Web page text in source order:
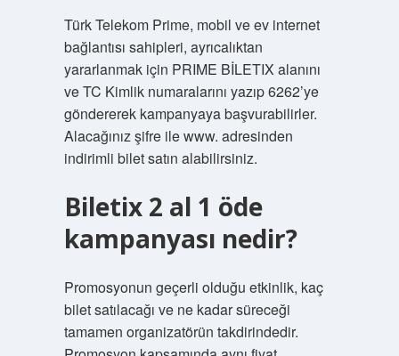
Türk Telekom Prime, mobil ve ev internet
bağlantısı sahipleri, ayrıcalıktan
yararlanmak için PRIME BİLETIX alanını
ve TC Kimlik numaralarını yazıp 6262’ye
göndererek kampanyaya başvurabilirler.
Alacağınız şifre ile www. adresinden
indirimli bilet satın alabilirsiniz.
Biletix 2 al 1 öde
kampanyası nedir?
Promosyonun geçerli olduğu etkinlik, kaç
bilet satılacağı ve ne kadar süreceği
tamamen organizatörün takdirindedir.